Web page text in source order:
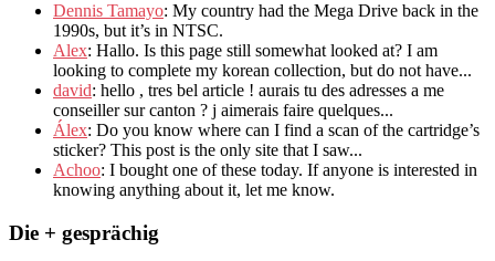
Dennis Tamayo: My country had the Mega Drive back in the
1990s, but it’s in NTSC.
Alex: Hallo. Is this page still somewhat looked at? I am
looking to complete my korean collection, but do not have...
david: hello , tres bel article ! aurais tu des adresses a me
conseiller sur canton ? j aimerais faire quelques...
Álex: Do you know where can I find a scan of the cartridge’s
sticker? This post is the only site that I saw...
Achoo: I bought one of these today. If anyone is interested in
knowing anything about it, let me know.
Die + gesprächig